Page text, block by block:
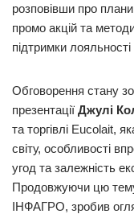
розповівши про
промо акцій та
підтримки лояльності
Обговорення стану
презентації Джулі
та торгівлі Eucolait,
світу, особливості
угод та залежність
Продовжуючи цю
ІНФАГРО, зробив